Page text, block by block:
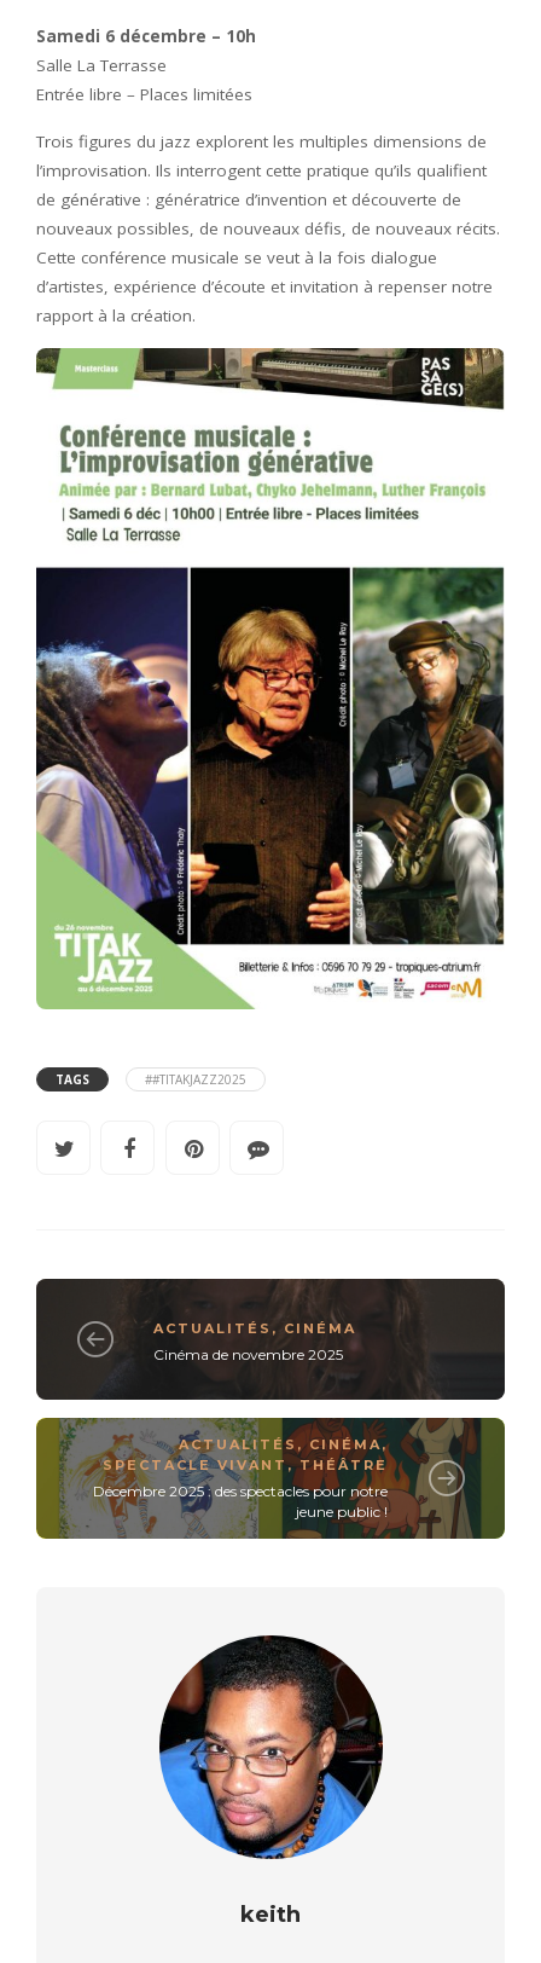
Samedi 6 décembre – 10h
Salle La Terrasse
Entrée libre – Places limitées
Trois figures du jazz explorent les multiples dimensions de
l’improvisation. Ils interrogent cette pratique qu’ils qualifient
de générative : génératrice d’invention et découverte de
nouveaux possibles, de nouveaux défis, de nouveaux récits.
Cette conférence musicale se veut à la fois dialogue
d’artistes, expérience d’écoute et invitation à repenser notre
rapport à la création.
TAGS ##TITAKJAZZ2025
ACTUALITÉS , CINÉMA
Cinéma de novembre 2025
ACTUALITÉS , CINÉMA,
SPECTACLE VIVANT, THÉÂTRE
Décembre 2025 : des spectacles pour notre
jeune public !
keith